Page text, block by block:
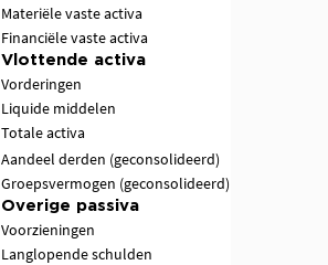
Materiële vaste activa
Financiële vaste activa
Vlottende activa
Vorderingen
Liquide middelen
Totale activa
Aandeel derden (geconsolideerd)
Groepsvermogen (geconsolideerd)
Overige passiva
Voorzieningen
Langlopende schulden